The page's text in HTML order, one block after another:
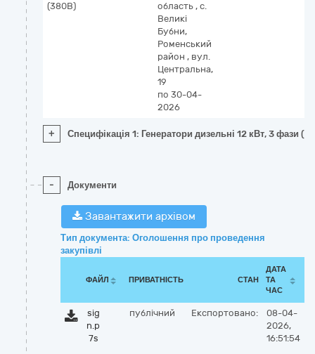
(380В)
область , с.
Великі
Бубни,
Роменський
район , вул.
Центральна,
19
по 30-04-
2026
+ Специфікація 1: Генератори дизельні 12 кВт, 3 фази
- Документи
Завантажити архівом
Тип документа: Оголошення про проведення
закупівлі
ФАЙЛ ПРИВАТНІСТЬ СТАН
ДАТА
ТА
ЧАС
sig
n.p
7s
публічний Експортовано:
08-04-
2026,
16:51:54